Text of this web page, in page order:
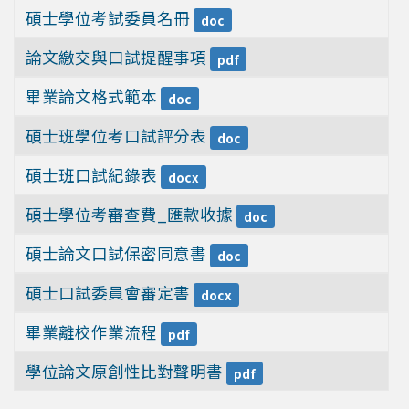
碩士學位考試委員名冊 doc
論文繳交與口試提醒事項 pdf
畢業論文格式範本 doc
碩士班學位考口試評分表 doc
碩士班口試紀錄表 docx
碩士學位考審查費_匯款收據 doc
碩士論文口試保密同意書 doc
碩士口試委員會審定書 docx
畢業離校作業流程 pdf
學位論文原創性比對聲明書 pdf